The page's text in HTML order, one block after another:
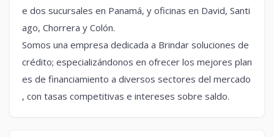
e dos sucursales en Panamá, y oficinas en David, Santi
ago, Chorrera y Colón.
Somos una empresa dedicada a Brindar soluciones de
crédito; especializándonos en ofrecer los mejores plan
es de financiamiento a diversos sectores del mercado
, con tasas competitivas e intereses sobre saldo.